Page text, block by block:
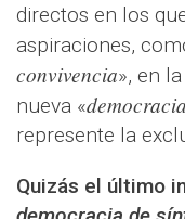
directos en los
aspiraciones,
convivencia», en
nueva «
represente la
Quizás el último